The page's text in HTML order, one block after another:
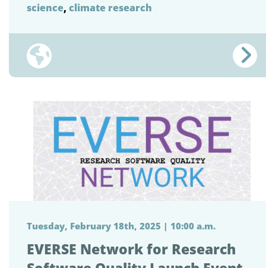
science, climate research
Tuesday, February 18th, 2025 | 10:00 a.m.
EVERSE Network for Research